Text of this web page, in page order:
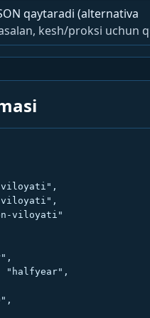
qaytaradi (alternativa
kesh/proksi uchun
viloyati"
"halfyear",